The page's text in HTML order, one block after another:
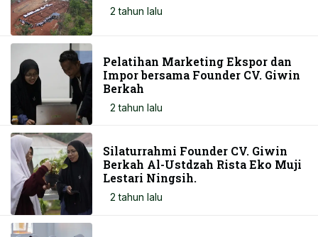
2 tahun lalu
Pelatihan Marketing Ekspor dan
Impor bersama Founder CV. Giwin
Berkah
2 tahun lalu
Silaturrahmi Founder CV. Giwin
Berkah Al-Ustdzah Rista Eko Muji
Lestari Ningsih.
2 tahun lalu